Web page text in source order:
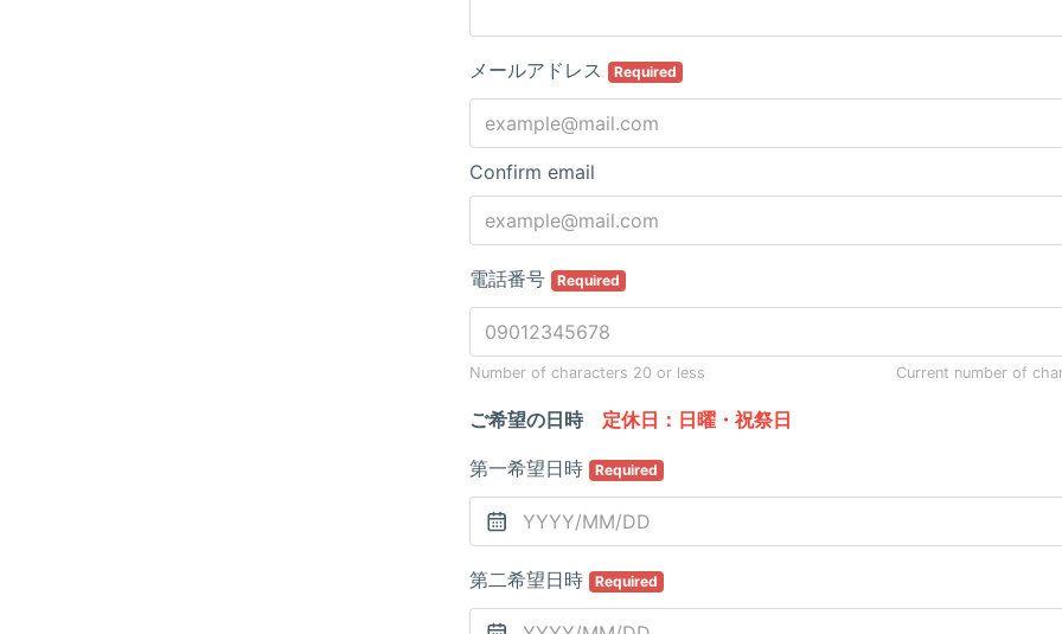
メールアドレス Required
Confirm email
電話番号 Required
Number of characters 20 or less Current number of
ご希望の日時 定休日：日曜・祝祭日
第一希望日時 Required
第二希望日時 Required